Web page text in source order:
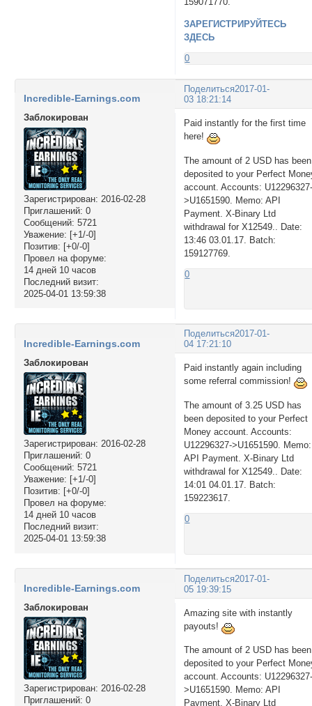
ЗАРЕГИСТРИРУЙТЕСЬ
ЗДЕСЬ
0
Поделиться2017-01-
03 18:21:14
Incredible-Earnings.com
Заблокирован
Зарегистрирован: 2016-02-28
Приглашений: 0
Сообщений: 5721
Уважение: [+1/-0]
Позитив: [+0/-0]
Провел на форуме:
14 дней 10 часов
Последний визит:
2025-04-01 13:59:38
Paid instantly for the first time
here!
The amount of 2 USD has been
deposited to your Perfect
account. Accounts:
>U1651590. Memo: API
Payment. X-Binary Ltd
withdrawal for X12549.. Date:
13:46 03.01.17. Batch:
159127769.
0
Поделиться2017-01-
04 17:21:10
Incredible-Earnings.com
Заблокирован
Зарегистрирован: 2016-02-28
Приглашений: 0
Сообщений: 5721
Уважение: [+1/-0]
Позитив: [+0/-0]
Провел на форуме:
14 дней 10 часов
Последний визит:
2025-04-01 13:59:38
Paid instantly again including
some referral commission!
The amount of 3.25 USD has
been deposited to your Perfect
Money account. Accounts:
U12296327->U1651590. Memo:
API Payment. X-Binary Ltd
withdrawal for X12549.. Date:
14:01 04.01.17. Batch:
159223617.
0
Поделиться2017-01-
05 19:39:15
Incredible-Earnings.com
Заблокирован
Зарегистрирован: 2016-02-28
Приглашений: 0
Amazing site with instantly
payouts!
The amount of 2 USD has been
deposited to your Perfect
account. Accounts:
>U1651590. Memo: API
Payment. X-Binary Ltd